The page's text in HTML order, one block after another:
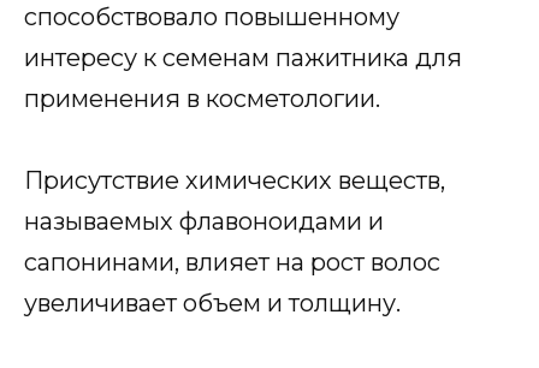
способствовало повышенному
интересу к семенам пажитника для
применения в косметологии.
Присутствие химических веществ,
называемых флавоноидами и
сапонинами, влияет на рост волос
увеличивает объем и толщину.